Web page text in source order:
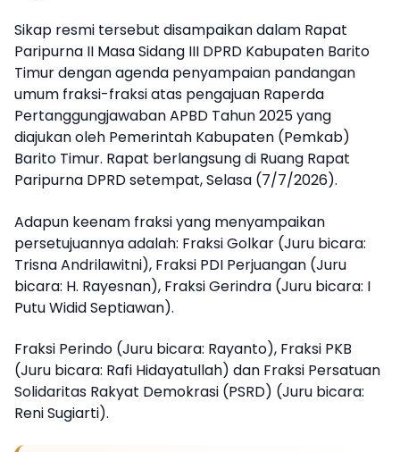
Sikap resmi tersebut disampaikan dalam Rapat
Paripurna II Masa Sidang III DPRD Kabupaten Barito
Timur dengan agenda penyampaian pandangan
umum fraksi-fraksi atas pengajuan Raperda
Pertanggungjawaban APBD Tahun 2025 yang
diajukan oleh Pemerintah Kabupaten (Pemkab)
Barito Timur. Rapat berlangsung di Ruang Rapat
Paripurna DPRD setempat, Selasa (7/7/2026).
Adapun keenam fraksi yang menyampaikan
persetujuannya adalah: Fraksi Golkar (Juru bicara:
Trisna Andrilawitni), Fraksi PDI Perjuangan (Juru
bicara: H. Rayesnan), Fraksi Gerindra (Juru bicara: I
Putu Widid Septiawan).
Fraksi Perindo (Juru bicara: Rayanto), Fraksi PKB
(Juru bicara: Rafi Hidayatullah) dan Fraksi Persatuan
Solidaritas Rakyat Demokrasi (PSRD) (Juru bicara:
Reni Sugiarti).